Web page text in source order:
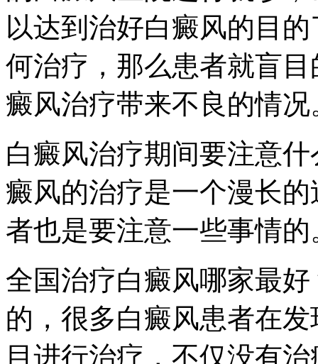
以达到治好白癜风的目
何治疗，那么患者就盲
癜风治疗带来不良的情况
白癜风治疗期间要注意
癜风的治疗是一个漫长
者也是要注意一些事情的
全国治疗白癜风哪家最
的，很多白癜风患者在
目进行治疗，不仅没有